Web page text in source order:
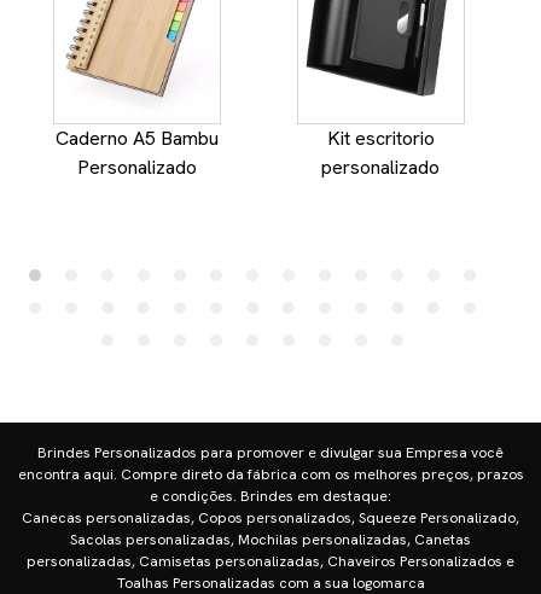
Caderno A5 Bambu
Personalizado
Kit escritorio
personalizado
Brindes Personalizados para promover e divulgar sua Empresa você
encontra aqui. Compre direto da fábrica com os melhores preços, prazos
e condições. Brindes em destaque:
Canecas personalizadas, Copos personalizados, Squeeze Personalizado,
Sacolas personalizadas, Mochilas personalizadas, Canetas
personalizadas, Camisetas personalizadas, Chaveiros Personalizados e
Toalhas Personalizadas com a sua logomarca